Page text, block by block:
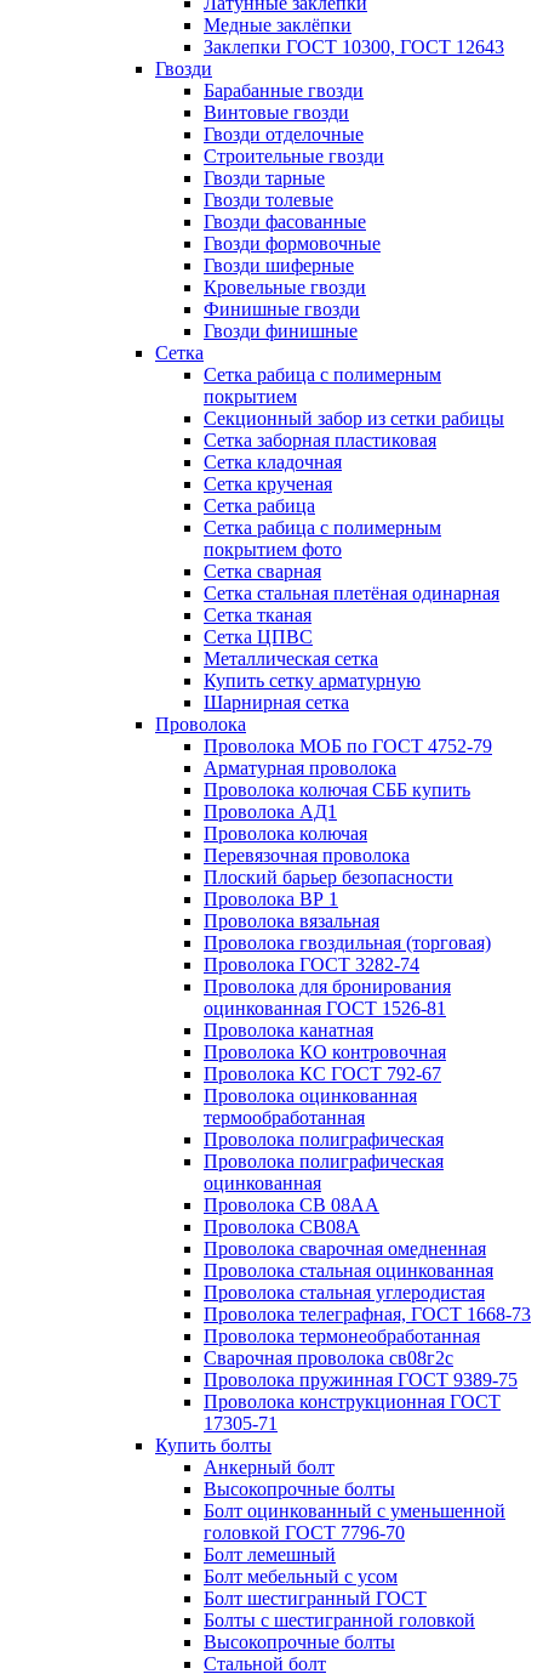
Медные заклёпки
Заклепки ГОСТ 10300, ГОСТ 12643
Гвозди
Барабанные гвозди
Винтовые гвозди
Гвозди отделочные
Строительные гвозди
Гвозди тарные
Гвозди толевые
Гвозди фасованные
Гвозди формовочные
Гвозди шиферные
Кровельные гвозди
Финишные гвозди
Гвозди финишные
Сетка
Сетка рабица с полимерным
покрытием
Секционный забор из сетки рабицы
Сетка заборная пластиковая
Сетка кладочная
Сетка крученая
Сетка рабица
Сетка рабица с полимерным
покрытием фото
Сетка сварная
Сетка стальная плетёная одинарная
Сетка тканая
Сетка ЦПВС
Металлическая сетка
Купить сетку арматурную
Шарнирная сетка
Проволока
Проволока МОБ по ГОСТ 4752-79
Арматурная проволока
Проволока колючая СББ купить
Проволока АД1
Проволока колючая
Перевязочная проволока
Плоский барьер безопасности
Проволока ВР 1
Проволока вязальная
Проволока гвоздильная (торговая)
Проволока ГОСТ 3282-74
Проволока для бронирования
оцинкованная ГОСТ 1526-81
Проволока канатная
Проволока КО контровочная
Проволока КС ГОСТ 792-67
Проволока оцинкованная
термообработанная
Проволока полиграфическая
Проволока полиграфическая
оцинкованная
Проволока СВ 08АА
Проволока СВ08А
Проволока сварочная омедненная
Проволока стальная оцинкованная
Проволока стальная углеродистая
Проволока телеграфная, ГОСТ 1668-73
Проволока термонеобработанная
Сварочная проволока св08г2с
Проволока пружинная ГОСТ 9389-75
Проволока конструкционная ГОСТ
17305-71
Купить болты
Анкерный болт
Высокопрочные болты
Болт оцинкованный с уменьшенной
головкой ГОСТ 7796-70
Болт лемешный
Болт мебельный с усом
Болт шестигранный ГОСТ
Болты с шестигранной головкой
Высокопрочные болты
Стальной болт